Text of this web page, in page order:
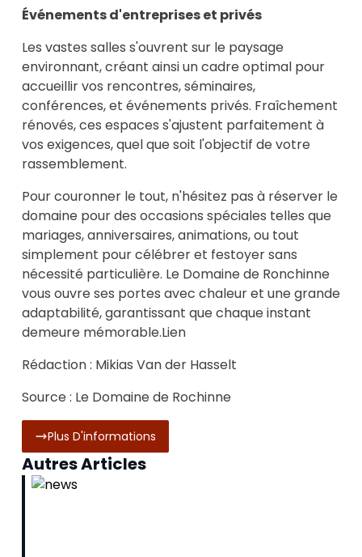
Événements d'entreprises et privés
Les vastes salles s'ouvrent sur le paysage
environnant, créant ainsi un cadre optimal pour
accueillir vos rencontres, séminaires,
conférences, et événements privés. Fraîchement
rénovés, ces espaces s'ajustent parfaitement à
vos exigences, quel que soit l'objectif de votre
rassemblement.
Pour couronner le tout, n'hésitez pas à réserver le
domaine pour des occasions spéciales telles que
mariages, anniversaires, animations, ou tout
simplement pour célébrer et festoyer sans
nécessité particulière. Le Domaine de Ronchinne
vous ouvre ses portes avec chaleur et une grande
adaptabilité, garantissant que chaque instant
demeure mémorable.Lien
Rédaction : Mikias Van der Hasselt
Source : Le Domaine de Rochinne
Plus D'informations
Autres Articles